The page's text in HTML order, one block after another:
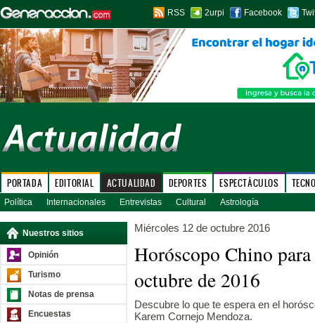
RSS 2urpi Facebook
PORTADA EDITORIAL ACTUALIDAD DEPORTES ESPECTÁCULOS
Política Internacionales Entrevistas Cultural Astrología
Nuestros sitios
Opinión
Turismo
Notas de prensa
Encuestas
Miércoles 12 de octubre 2016
Horóscopo Chino
octubre de 2016
Descubre lo que te espera en el
Karem Cornejo Mendoza.